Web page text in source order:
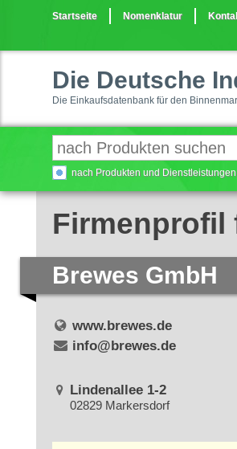
Startseite Nomenklatur
Die Deutsche
Die Einkaufsdatenbank für den
nach Produkten und
Firmenprofil
Brewes GmbH
www.brewes.de
info@brewes.de
Lindenallee 1-2
02829 Markersdorf